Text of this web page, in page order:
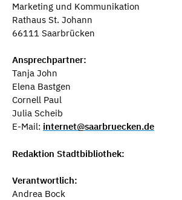
Marketing und Kommunikation
Rathaus St. Johann
66111 Saarbrücken
Ansprechpartner:
Tanja John
Elena Bastgen
Cornell Paul
Julia Scheib
E-Mail: internet@saarbruecken.de
Redaktion Stadtbibliothek:
Verantwortlich:
Andrea Bock